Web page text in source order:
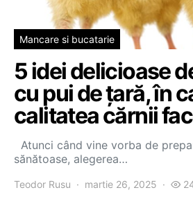
Mancare si bucatarie
5 idei delicioase
cu pui de țară, în
calitatea cărnii
Atunci când vine vorba de
sănătoase, alegerea…
Teodor Rusu martie 26, 2025